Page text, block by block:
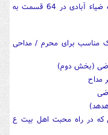
شرح زیارت جامعه کبیره توسط استاد آیت الله ضیاء آبادی در 64 قسمت به
مناسب برای محرم / مداحی
(بخش دوم)
مداح
که در راه محبت اهل بیت ع